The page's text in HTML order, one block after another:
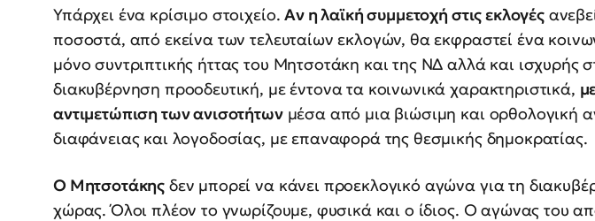
Υπάρχει ένα κρίσιμο στοιχείο.Αν η λαϊκή συμμετοχή στις εκλογές
ποσοστά, από εκείνα των τελευταίων εκλογών, θα εκφραστεί ένα
μόνο συντριπτικής ήττας του Μητσοτάκη και της ΝΔ αλλά και ισχυρής
διακυβέρνηση προοδευτική, με έντονα τα κοινωνικά χαρακτηριστικά,
αντιμετώπιση των ανισοτήτωνμέσα από μια βιώσιμη και ορθολογική
διαφάνειας και λογοδοσίας, με επαναφορά της θεσμικής δημοκρατίας.
Ο Μητσοτάκης δεν μπορεί να κάνει προεκλογικό αγώνα για τη
χώρας. Όλοι πλέον το γνωρίζουμε, φυσικά και ο ίδιος. Ο αγώνας του